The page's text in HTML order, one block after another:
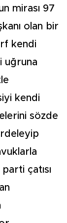
mirası 97
olan bir
kendi
uğruna
kendi
sözde
çatısı